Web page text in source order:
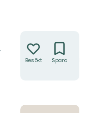
Besökt Spara